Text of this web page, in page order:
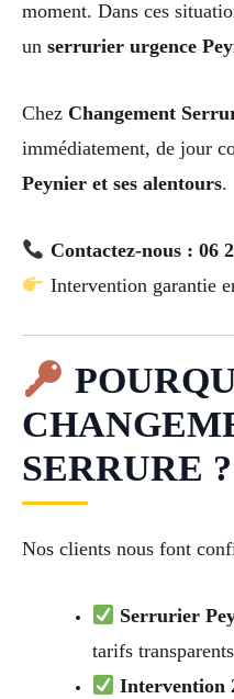
moment. Dans ces
un serrurier urgence
Chez Changement
immédiatement, de jour
Peynier et ses alentours.
Contactez-nous : 06
Intervention garantie
SERRURE ?
Nos clients nous font
Serrurier
tarifs
Intervention